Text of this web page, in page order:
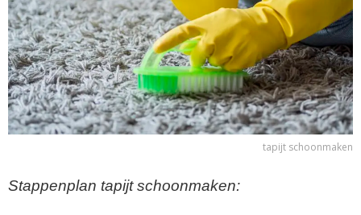
tapijt schoonmaken
Stappenplan tapijt schoonmaken: